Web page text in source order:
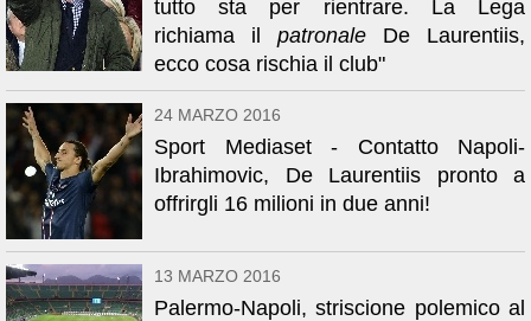
tutto sta per rientrare. La Lega
richiama il patronale De Laurentiis,
ecco cosa rischia il club"
24 MARZO 2016
Sport Mediaset - Contatto Napoli-
Ibrahimovic, De Laurentiis pronto a
offrirgli 16 milioni in due anni!
13 MARZO 2016
Palermo-Napoli, striscione polemico al